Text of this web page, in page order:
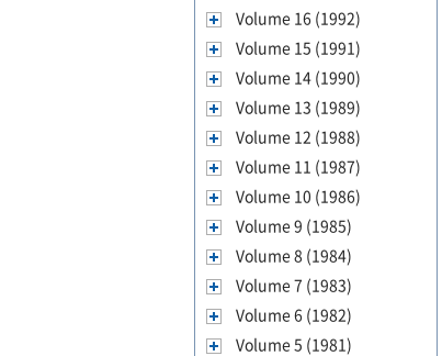
Volume 16 (1992)
Volume 15 (1991)
Volume 14 (1990)
Volume 13 (1989)
Volume 12 (1988)
Volume 11 (1987)
Volume 10 (1986)
Volume 9 (1985)
Volume 8 (1984)
Volume 7 (1983)
Volume 6 (1982)
Volume 5 (1981)